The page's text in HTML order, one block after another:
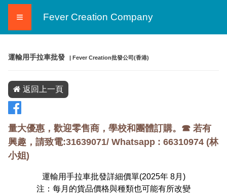
≡ Fever Creation Company
運輸用手拉車批發 | Fever Creation批發公司(香港)
返回上一頁
量大優惠，歡迎零售商，學校和團體訂購。☎ 若有
興趣，請致電:31639071/ Whatsapp : 66310974 (林
小姐)
運輸用手拉車批發詳細價單(2025年 8月)
注：每月的貨品價格與種類也可能有所改變